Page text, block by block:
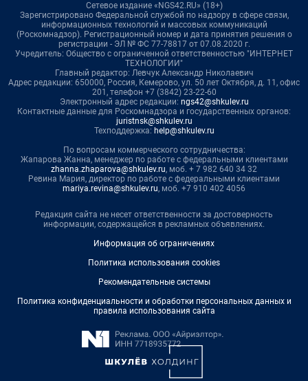
Сетевое издание «NGS42.RU» (18+)
Зарегистрировано Федеральной службой по надзору в сфере связи,
информационных технологий и массовых коммуникаций
(Роскомнадзор). Регистрационный номер и дата принятия решения о
регистрации - ЭЛ № ФС 77-78817 от 07.08.2020 г.
Учредитель: Общество с ограниченной ответственностью "ИНТЕРНЕТ
ТЕХНОЛОГИИ"
Главный редактор: Левчук Александр Николаевич
Адрес редакции: 650000, Россия, Кемерово, ул. 50 лет Октября, д. 11, офис
201, телефон +7 (3842) 23-22-60
Электронный адрес редакции: ngs42@shkulev.ru
Контактные данные для Роскомнадзора и государственных органов:
juristnsk@shkulev.ru
Техподдержка: help@shkulev.ru
По вопросам коммерческого сотрудничества:
Жапарова Жанна, менеджер по работе с федеральными клиентами
zhanna.zhaparova@shkulev.ru, моб. + 7 982 640 34 32
Ревина Мария, директор по работе с федеральными клиентами
mariya.revina@shkulev.ru, моб. +7 910 402 4056
Редакция сайта не несет ответственности за достоверность
информации, содержащейся в рекламных объявлениях.
Информация об ограничениях
Политика использования cookies
Рекомендательные системы
Политика конфиденциальности и обработки персональных данных и
правила использования сайта